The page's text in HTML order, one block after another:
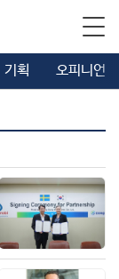
기획 오피니언